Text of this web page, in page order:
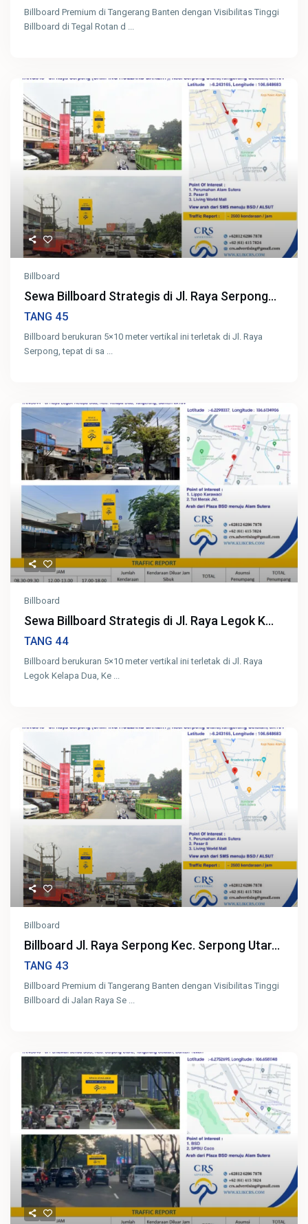
Billboard Premium di Tangerang Banten dengan Visibilitas Tinggi
Billboard di Tegal Rotan d ...
Billboard
Sewa Billboard Strategis di Jl. Raya Serpong...
TANG 45
Billboard berukuran 5×10 meter vertikal ini terletak di Jl. Raya
Serpong, tepat di sa ...
Billboard
Sewa Billboard Strategis di Jl. Raya Legok K...
TANG 44
Billboard berukuran 5×10 meter vertikal ini terletak di Jl. Raya
Legok Kelapa Dua, Ke ...
Billboard
Billboard Jl. Raya Serpong Kec. Serpong Utar...
TANG 43
Billboard Premium di Tangerang Banten dengan Visibilitas Tinggi
Billboard di Jalan Raya Se ...